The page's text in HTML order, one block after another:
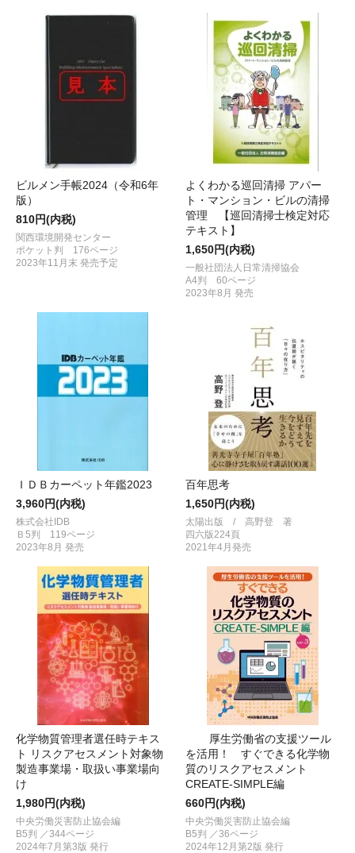
ビルメン手帳2024（令和6年
版）
810円(内税)
関西環境開発センター
ポケット判 176ページ
2023年11月末 発売予定
よくわかる巡回清掃 アパー
ト・マンション・ビルの清掃
管理 【巡回清掃士検定対応
テキスト】
1,650円(内税)
一般社団法人日常清掃協会
A4判 60ページ
2023年8月 発売
ＩＤＢカーペット年鑑2023
3,960円(内税)
株式会社IDB
Ｂ5判 119ページ
2023年8月 発売
百年思考
1,650円(内税)
太陽出版 / 高野登 著
四六版224頁
2021年4月発売
化学物質管理者選任時テキス
ト リスクアセスメント対象物
製造事業場・取扱い事業場向
け
1,980円(内税)
中央労働災害防止協会編
B5判 ／344ページ
2024年7月第3版 発行
厚生労働省の支援ツール
を活用！ すぐできる化学物
質のリスクアセスメント
CREATE-SIMPLE編
660円(内税)
中央労働災害防止協会編
B5判 ／36ページ
2024年12月第2版 発行